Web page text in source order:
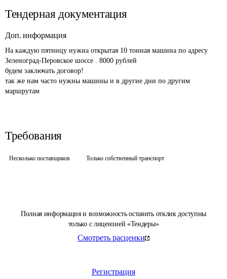
Полная информация и возможность оставить отклик доступны
только с лицензией «Тендеры»
Смотреть расценки
Регистрация
Тендерная документация
Доп. информация
На каждую пятницу нужна открытая 10 тонная машина по адресу
Зеленоград-Перовское шоссе . 8000 рублей
будем заключать договор!
так же нам часто нужны машины и в другие дни по другим
маршрутам
Требования
Несколько поставщиков Только собственный транспорт